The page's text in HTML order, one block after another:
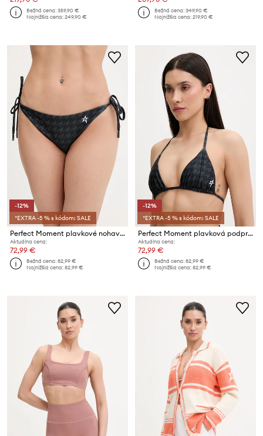
Bežná cena:359,90 €
Najnižšia cena:249,90 €
Bežná cena:349,90 €
Najnižšia cena:219,90 €
-12%
*EXTRA -5 % s kódom: SALE
Perfect Moment plavkové nohavičky dámske Salinas
Aktuálna cena:
72,99 €
Bežná cena:82,99 €
Najnižšia cena:82,99 €
-12%
*EXTRA -5 % s kódom: SALE
Perfect Moment plavková podprsenka dámska Salinas
Aktuálna cena:
72,99 €
Bežná cena:82,99 €
Najnižšia cena:82,99 €